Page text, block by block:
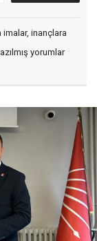
inançlara
yorumlar